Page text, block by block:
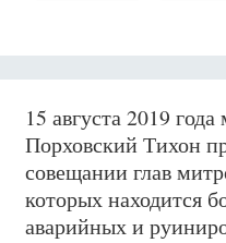
15 августа 2019
Порховский Тихон
совещании глав
которых находится
аварийных и